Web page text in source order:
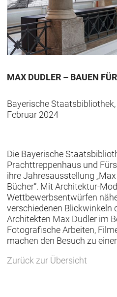
MAX DUDLER – BAUEN
Bayerische Staatsbibliothek,
Februar 2024
Die Bayerische
Prachttreppenhaus und
ihre Jahresausstellung
Bücher“. Mit Architektur-
Wettbewerbsentwürfen
verschiedenen Blickwinkeln
Architekten Max Dudler im
Fotografische Arbeiten,
machen den Besuch zu
Zurück zur Übersicht